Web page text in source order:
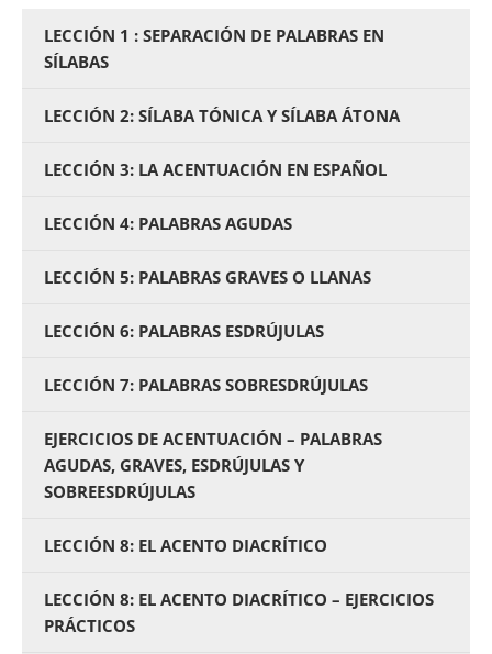
LECCIÓN 1 : SEPARACIÓN DE PALABRAS EN
SÍLABAS
LECCIÓN 2: SÍLABA TÓNICA Y SÍLABA ÁTONA
LECCIÓN 3: LA ACENTUACIÓN EN ESPAÑOL
LECCIÓN 4: PALABRAS AGUDAS
LECCIÓN 5: PALABRAS GRAVES O LLANAS
LECCIÓN 6: PALABRAS ESDRÚJULAS
LECCIÓN 7: PALABRAS SOBRESDRÚJULAS
EJERCICIOS DE ACENTUACIÓN – PALABRAS
AGUDAS, GRAVES, ESDRÚJULAS Y
SOBREESDRÚJULAS
LECCIÓN 8: EL ACENTO DIACRÍTICO
LECCIÓN 8: EL ACENTO DIACRÍTICO – EJERCICIOS
PRÁCTICOS